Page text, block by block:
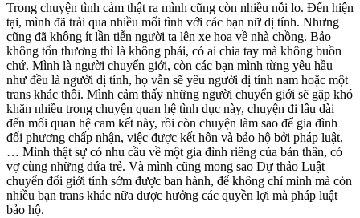
Trong chuyện tình cảm thật ra mình cũng còn nhiều nỗi lo. Đến hiện
tại, mình đã trải qua nhiều mối tình với các bạn nữ dị tính. Nhưng
cũng đã không ít lần tiễn người ta lên xe hoa về nhà chồng. Bảo
không tổn thương thì là không phải, có ai chia tay mà không buồn
chứ. Mình là người chuyển giới, còn các bạn mình từng yêu hầu
như đều là người dị tính, họ vẫn sẽ yêu người dị tính nam hoặc một
trans khác thôi. Mình cảm thấy những người chuyển giới sẽ gặp khó
khăn nhiều trong chuyện quan hệ tình dục này, chuyện đi lâu dài
đến mối quan hệ cam kết này, rồi còn chuyện làm sao để gia đình
đối phương chấp nhận, việc được kết hôn và bảo hộ bởi pháp luật,
… Mình thật sự có nhu cầu về một gia đình riêng của bản thân, có
vợ cùng những đứa trẻ. Và mình cũng mong sao Dự thảo Luật
chuyển đổi giới tính sớm được ban hành, để không chỉ mình mà còn
nhiều bạn trans khác nữa được hưởng các quyền lợi mà pháp luật
bảo hộ.